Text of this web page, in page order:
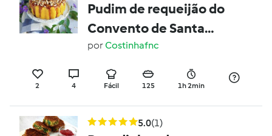
Pudim de requeijão do
Convento de Santa
Clara
porCostinhafnc
2 4 Fácil 125 1h 2min
5.0(1)